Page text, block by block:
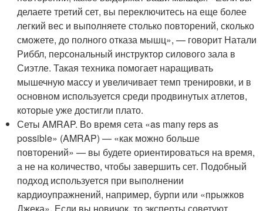
делаете третий сет, вы переключитесь на еще более
легкий вес и выполняете столько повторений, сколько
сможете, до полного отказа мышц», — говорит Натали
Риббл, персональный инструктор силового зала в
Сиэтле. Такая техника помогает наращивать
мышечную массу и увеличивает темп тренировки, и в
основном используется среди продвинутых атлетов,
которые уже достигли плато.
Сеты AMRAP. Во время сета «as many reps as
possible» (AMRAP) — «как можно больше
повторений» — вы будете ориентироваться на время,
а не на количество, чтобы завершить сет. Подобный
подход используется при выполнении
кардиоупражнений, например, бурпи или «прыжков
Джека». Если вы новичок, то эксперты советуют